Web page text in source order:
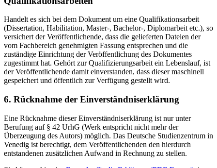
Handelt es sich bei dem Dokument um eine Qualifikationsarbeit
(Dissertation, Habilitation, Master-, Bachelor-, Diplomarbeit etc.), so
versichert der Veröffentlichende, dass die gelieferten Dateien der
vom Fachbereich genehmigten Fassung entsprechen und die
zuständige Einrichtung der Veröffentlichung des Dokumentes
zugestimmt hat. Gehört zur Qualifizierungsarbeit ein Lebenslauf, ist
der Veröffentlichende damit einverstanden, dass dieser maschinell
gespeichert und öffentlich zur Verfügung gestellt wird.
6. Rücknahme der Einverständniserklärung
Eine Rücknahme dieser Einverständniserklärung ist nur unter
Berufung auf § 42 UrhG (Werk entspricht nicht mehr der
Überzeugung des Autors) möglich. Das Deutsche Studienzentrum in
Venedig ist berechtigt, dem Veröffentlichenden den hierdurch
entstandenen zusätzlichen Aufwand in Rechnung zu stellen.